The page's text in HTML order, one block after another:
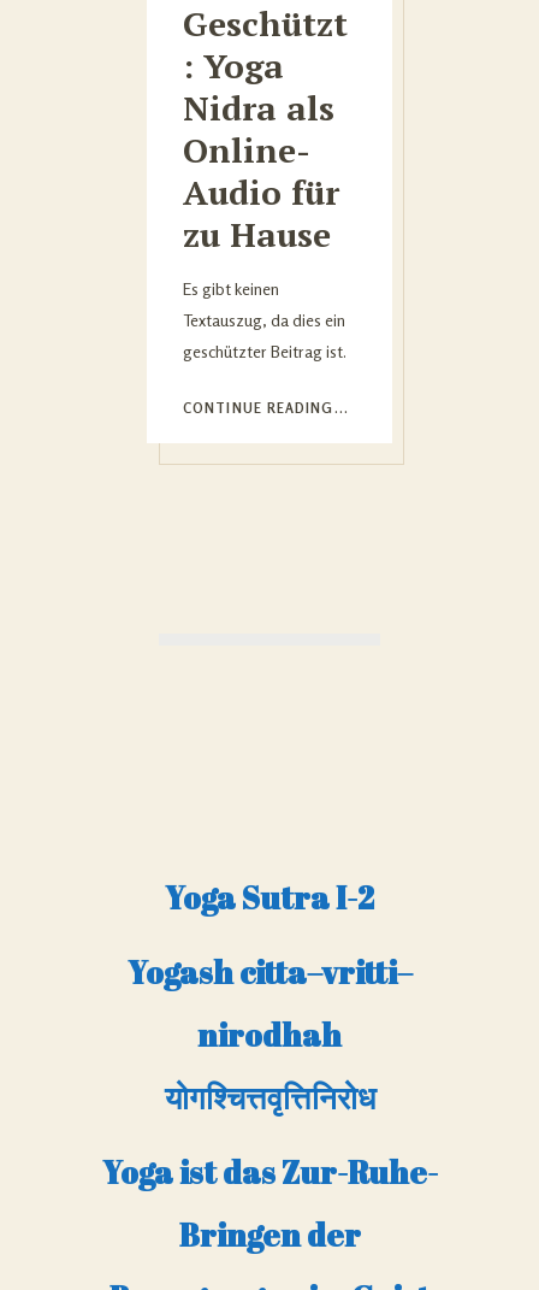
Geschützt
: Yoga
Nidra als
Online-
Audio für
zu Hause
Es gibt keinen
Textauszug, da dies ein
geschützter Beitrag ist.
CONTINUE READING...
Yoga Sutra I-2
Yogash citta–vritti–
nirodhah
योगश्चित्तवृत्तिनिरोध
Yoga ist das Zur-Ruhe-
Bringen der